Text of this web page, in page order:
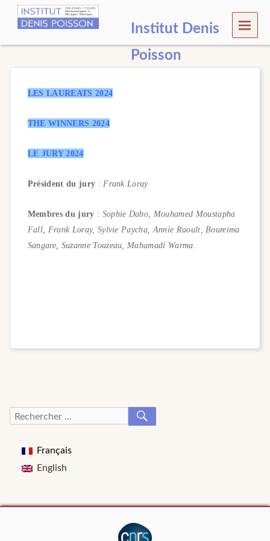
Institut Denis
Poisson
MEN
U
LES LAUREATS 2024
THE WINNERS 2024
LE JURY 2024
Président du jury : Frank Loray
Membres du jury : Sophie Dabo, Mouhamed Moustapha
Fall, Frank Loray, Sylvie Paycha, Annie Raoult, Boureima
Sangare, Suzanne Touzeau, Mahamadi Warma.
Recherche
Français
English